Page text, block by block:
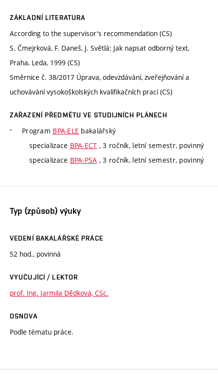
ZÁKLADNÍ LITERATURA
According to the supervisor's recommendation (CS)
S. Čmejrková, F. Daneš, J. Světlá: Jak napsat odborný text,
Praha, Leda, 1999 (CS)
Směrnice č. 38/2017 Úprava, odevzdávání, zveřejňování a
uchovávání vysokoškolských kvalifikačních prací (CS)
ZAŘAZENÍ PŘEDMĚTU VE STUDIJNÍCH PLÁNECH
Program BPA-ELE bakalářský
specializace BPA-ECT , 3 ročník, letní semestr, povinný
specializace BPA-PSA , 3 ročník, letní semestr, povinný
Typ (způsob) výuky
VEDENÍ BAKALÁŘSKÉ PRÁCE
52 hod., povinná
VYUČUJÍCÍ / LEKTOR
prof. Ing. Jarmila Dědková, CSc.
OSNOVA
Podle tématu práce.